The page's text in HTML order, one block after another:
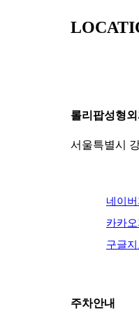
롤리팝성형
서울특별시
네이
카카
구글지
주차안내